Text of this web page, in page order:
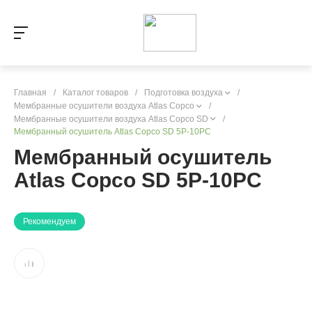
Главная / Каталог товаров / Подготовка воздуха
/
Мембранные осушители воздуха Atlas Copco
/
Мембранные осушители воздуха Atlas Copco SD
/
Мембранный осушитель Atlas Copco SD 5P-10PC
Мембранный осушитель
Atlas Copco SD 5P-10PC
Рекомендуем